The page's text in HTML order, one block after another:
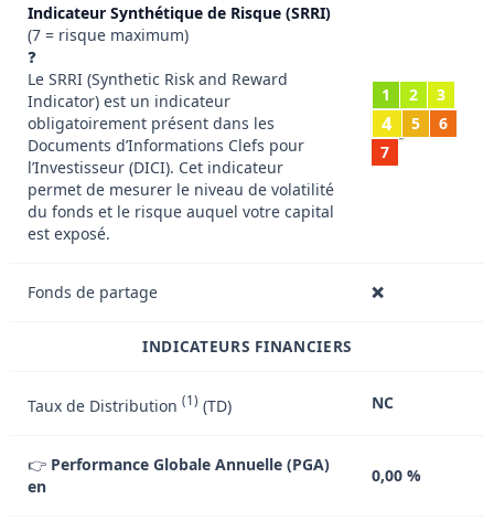
Indicateur Synthétique de Risque (SRRI)
(7 = risque maximum)
❓
Le SRRI (Synthetic Risk and Reward
Indicator) est un indicateur
obligatoirement présent dans les
Documents d’Informations Clefs pour
l’Investisseur (DICI). Cet indicateur
permet de mesurer le niveau de volatilité
du fonds et le risque auquel votre capital
est exposé.
1 2 3
4 5
6
7
Fonds de partage ❌
INDICATEURS FINANCIERS
Taux de Distribution (1) (TD) NC
👉 Performance Globale Annuelle (PGA)
en
0,00 %